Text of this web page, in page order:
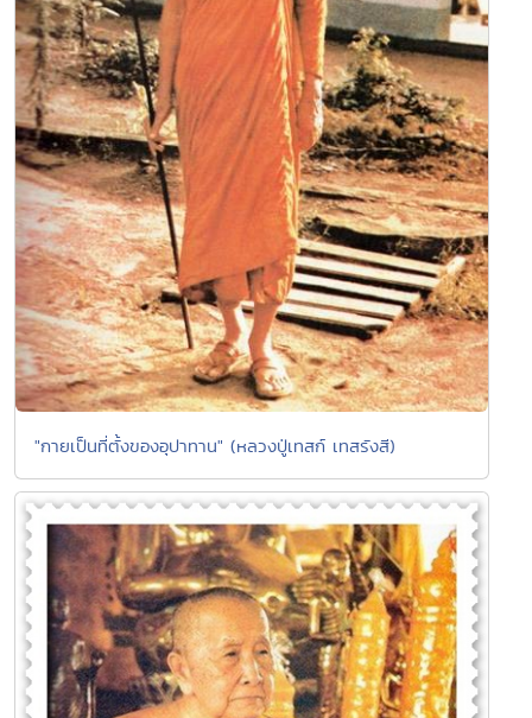
"กายเป็นที่ตั้งของอุปาทาน" (หลวงปู่เทสก์ เทสรังสี)